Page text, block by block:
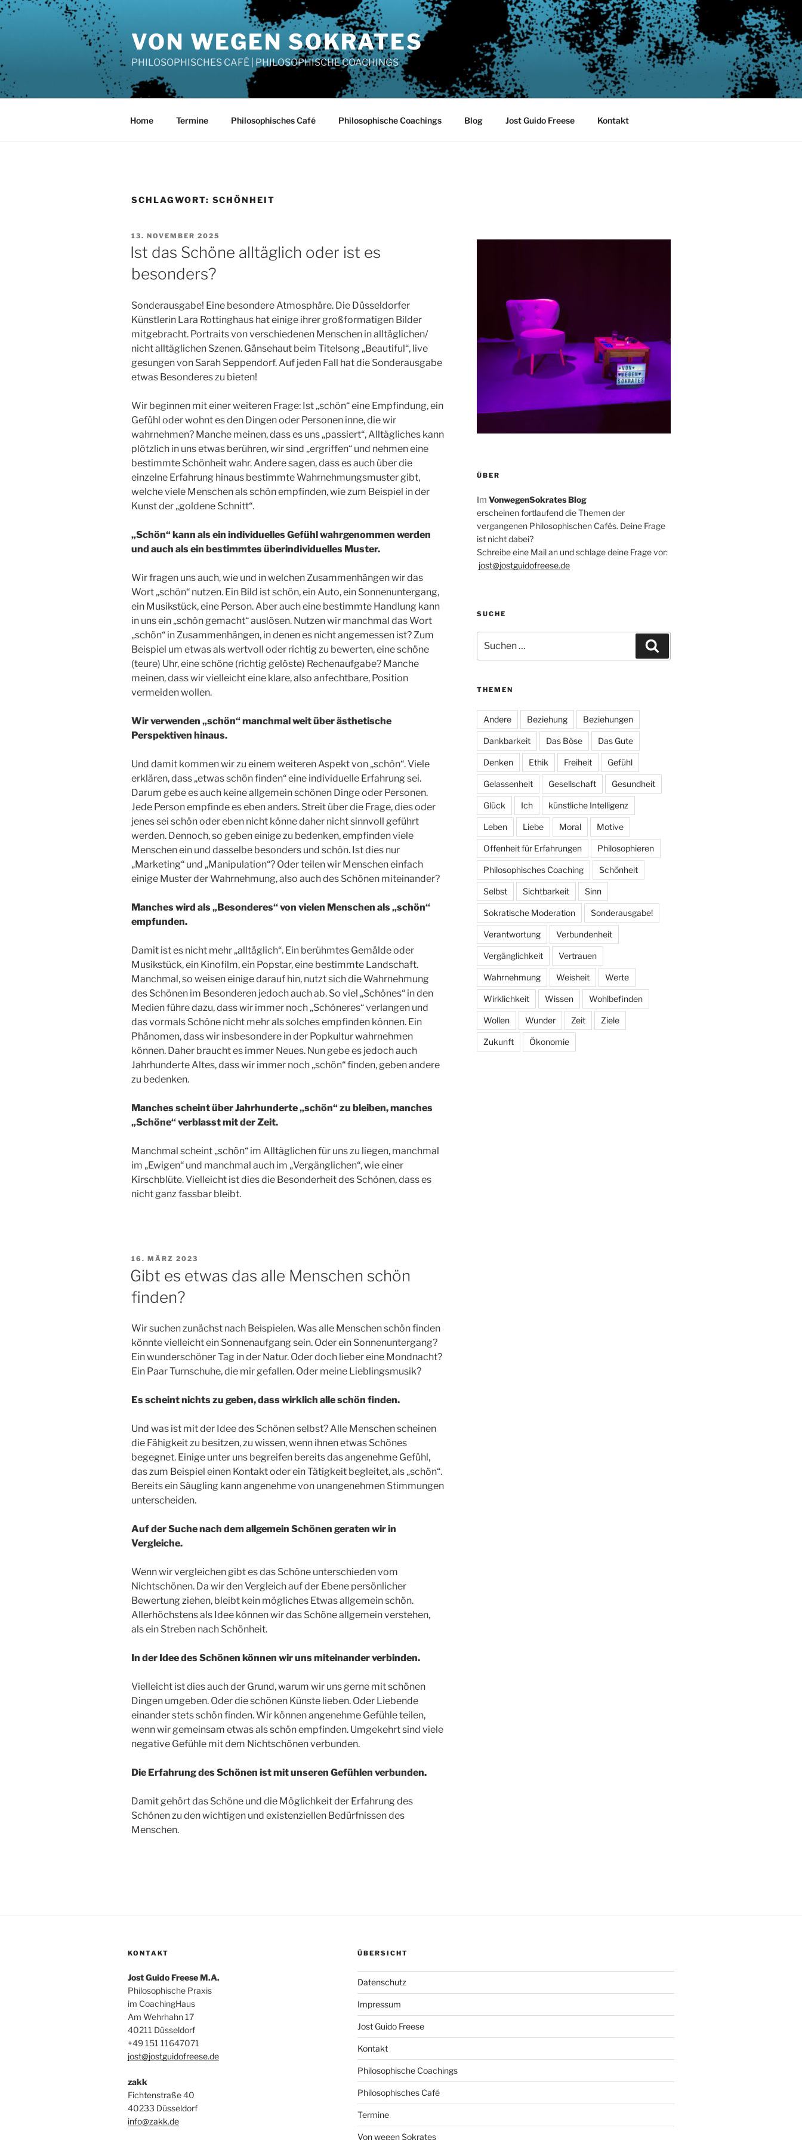
Zum
VON WEGEN SOKRATES
PHILOSOPHISCHES CAFÉ | PHILOSOPHISCHE COACHINGS
Home Termine Philosophisches Café Philosophische Coachings Blog Jost Guido Freese Kontakt
SCHLAGWORT: SCHÖNHEIT
VERÖFFENTLICHT
AM
13. NOVEMBER 2025
Ist das Schöne alltäglich oder ist es
besonders?
Sonderausgabe! Eine besondere Atmosphäre. Die Düsseldorfer
Künstlerin Lara Rottinghaus hat einige ihrer großformatigen Bilder
mitgebracht. Portraits von verschiedenen Menschen in alltäglichen/
nicht alltäglichen Szenen. Gänsehaut beim Titelsong „Beautiful“, live
gesungen von Sarah Seppendorf. Auf jeden Fall hat die Sonderausgabe
etwas Besonderes zu bieten!
Wir beginnen mit einer weiteren Frage: Ist „schön“ eine Empfindung, ein
Gefühl oder wohnt es den Dingen oder Personen inne, die wir
wahrnehmen? Manche meinen, dass es uns „passiert“, Alltägliches kann
plötzlich in uns etwas berühren, wir sind „ergriffen“ und nehmen eine
bestimmte Schönheit wahr. Andere sagen, dass es auch über die
einzelne Erfahrung hinaus bestimmte Wahrnehmungsmuster gibt,
welche viele Menschen als schön empfinden, wie zum Beispiel in der
Kunst der „goldene Schnitt“.
„Schön“ kann als ein individuelles Gefühl wahrgenommen werden
und auch als ein bestimmtes überindividuelles Muster.
Wir fragen uns auch, wie und in welchen Zusammenhängen wir das
Wort „schön“ nutzen. Ein Bild ist schön, ein Auto, ein Sonnenuntergang,
ein Musikstück, eine Person. Aber auch eine bestimmte Handlung kann
in uns ein „schön gemacht“ auslösen. Nutzen wir manchmal das Wort
„schön“ in Zusammenhängen, in denen es nicht angemessen ist? Zum
Beispiel um etwas als wertvoll oder richtig zu bewerten, eine schöne
(teure) Uhr, eine schöne (richtig gelöste) Rechenaufgabe? Manche
meinen, dass wir vielleicht eine klare, also anfechtbare, Position
vermeiden wollen.
Wir verwenden „schön“ manchmal weit über ästhetische
Perspektiven hinaus.
Und damit kommen wir zu einem weiteren Aspekt von „schön“. Viele
erklären, dass „etwas schön finden“ eine individuelle Erfahrung sei.
Darum gebe es auch keine allgemein schönen Dinge oder Personen.
Jede Person empfinde es eben anders. Streit über die Frage, dies oder
jenes sei schön oder eben nicht könne daher nicht sinnvoll geführt
werden. Dennoch, so geben einige zu bedenken, empfinden viele
Menschen ein und dasselbe besonders und schön. Ist dies nur
„Marketing“ und „Manipulation“? Oder teilen wir Menschen einfach
einige Muster der Wahrnehmung, also auch des Schönen miteinander?
Manches wird als „Besonderes“ von vielen Menschen als „schön“
empfunden.
Damit ist es nicht mehr „alltäglich“. Ein berühmtes Gemälde oder
Musikstück, ein Kinofilm, ein Popstar, eine bestimmte Landschaft.
Manchmal, so weisen einige darauf hin, nutzt sich die Wahrnehmung
des Schönen im Besonderen jedoch auch ab. So viel „Schönes“ in den
Medien führe dazu, dass wir immer noch „Schöneres“ verlangen und
das vormals Schöne nicht mehr als solches empfinden können. Ein
Phänomen, dass wir insbesondere in der Popkultur wahrnehmen
können. Daher braucht es immer Neues. Nun gebe es jedoch auch
Jahrhunderte Altes, dass wir immer noch „schön“ finden, geben andere
zu bedenken.
Manches scheint über Jahrhunderte „schön“ zu bleiben, manches
„Schöne“ verblasst mit der Zeit.
Manchmal scheint „schön“ im Alltäglichen für uns zu liegen, manchmal
im „Ewigen“ und manchmal auch im „Vergänglichen“, wie einer
Kirschblüte. Vielleicht ist dies die Besonderheit des Schönen, dass es
nicht ganz fassbar bleibt.
VERÖFFENTLICHT
16. MÄRZ 2023
Gibt es etwas das alle Menschen schön
finden?
Wir suchen zunächst nach Beispielen. Was alle Menschen schön finden
könnte vielleicht ein Sonnenaufgang sein. Oder ein Sonnenuntergang?
Ein wunderschöner Tag in der Natur. Oder doch lieber eine Mondnacht?
Ein Paar Turnschuhe, die mir gefallen. Oder meine Lieblingsmusik?
Es scheint nichts zu geben, dass wirklich alle schön finden.
Und was ist mit der Idee des Schönen selbst? Alle Menschen scheinen
die Fähigkeit zu besitzen, zu wissen, wenn ihnen etwas Schönes
begegnet. Einige unter uns begreifen bereits das angenehme Gefühl,
das zum Beispiel einen Kontakt oder ein Tätigkeit begleitet, als „schön“.
Bereits ein Säugling kann angenehme von unangenehmen Stimmungen
unterscheiden.
Auf der Suche nach dem allgemein Schönen geraten wir in
Vergleiche.
Wenn wir vergleichen gibt es das Schöne unterschieden vom
Nichtschönen. Da wir den Vergleich auf der Ebene persönlicher
Bewertung ziehen, bleibt kein mögliches Etwas allgemein schön.
Allerhöchstens als Idee können wir das Schöne allgemein verstehen,
als ein Streben nach Schönheit.
In der Idee des Schönen können wir uns miteinander verbinden.
Vielleicht ist dies auch der Grund, warum wir uns gerne mit schönen
Dingen umgeben. Oder die schönen Künste lieben. Oder Liebende
einander stets schön finden. Wir können angenehme Gefühle teilen,
wenn wir gemeinsam etwas als schön empfinden. Umgekehrt sind viele
negative Gefühle mit dem Nichtschönen verbunden.
Die Erfahrung des Schönen ist mit unseren Gefühlen verbunden.
Damit gehört das Schöne und die Möglichkeit der Erfahrung des
Schönen zu den wichtigen und existenziellen Bedürfnissen des
Menschen.
ÜBER
Im VonwegenSokrates Blog
erscheinen fortlaufend die Themen der
vergangenen Philosophischen Cafés. Deine Frage
ist nicht dabei?
Schreibe eine Mail an und schlage deine Frage vor:
jost@jostguidofreese.de
SUCHE
nach:
THEMEN
Andere Beziehung Beziehungen
Dankbarkeit Das Böse Das Gute
Denken Ethik Freiheit Gefühl
Gelassenheit Gesellschaft Gesundheit
Glück Ich künstliche Intelligenz
Leben Liebe Moral Motive
Offenheit für Erfahrungen Philosophieren
Philosophisches Coaching Schönheit
Selbst Sichtbarkeit Sinn
Sokratische Moderation Sonderausgabe!
Verantwortung Verbundenheit
Vergänglichkeit Vertrauen
Wahrnehmung Weisheit Werte
Wirklichkeit Wissen Wohlbefinden
Wollen Wunder Zeit Ziele
Zukunft Ökonomie
KONTAKT
Jost Guido Freese M.A.
Philosophische Praxis
im CoachingHaus
Am Wehrhahn 17
40211 Düsseldorf
+49 151 11647071
jost@jostguidofreese.de
zakk
Fichtenstraße 40
40233 Düsseldorf
info@zakk.de
ÜBERSICHT
Datenschutz
Impressum
Jost Guido Freese
Kontakt
Philosophische Coachings
Philosophisches Café
Termine
Von wegen Sokrates